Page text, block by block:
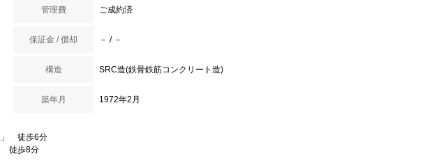
管理費 ご成約済
保証金 / 償却 － / －
構造 SRC造(鉄骨鉄筋コンクリート造)
築年月 1972年2月
」 徒歩6分
徒歩8分